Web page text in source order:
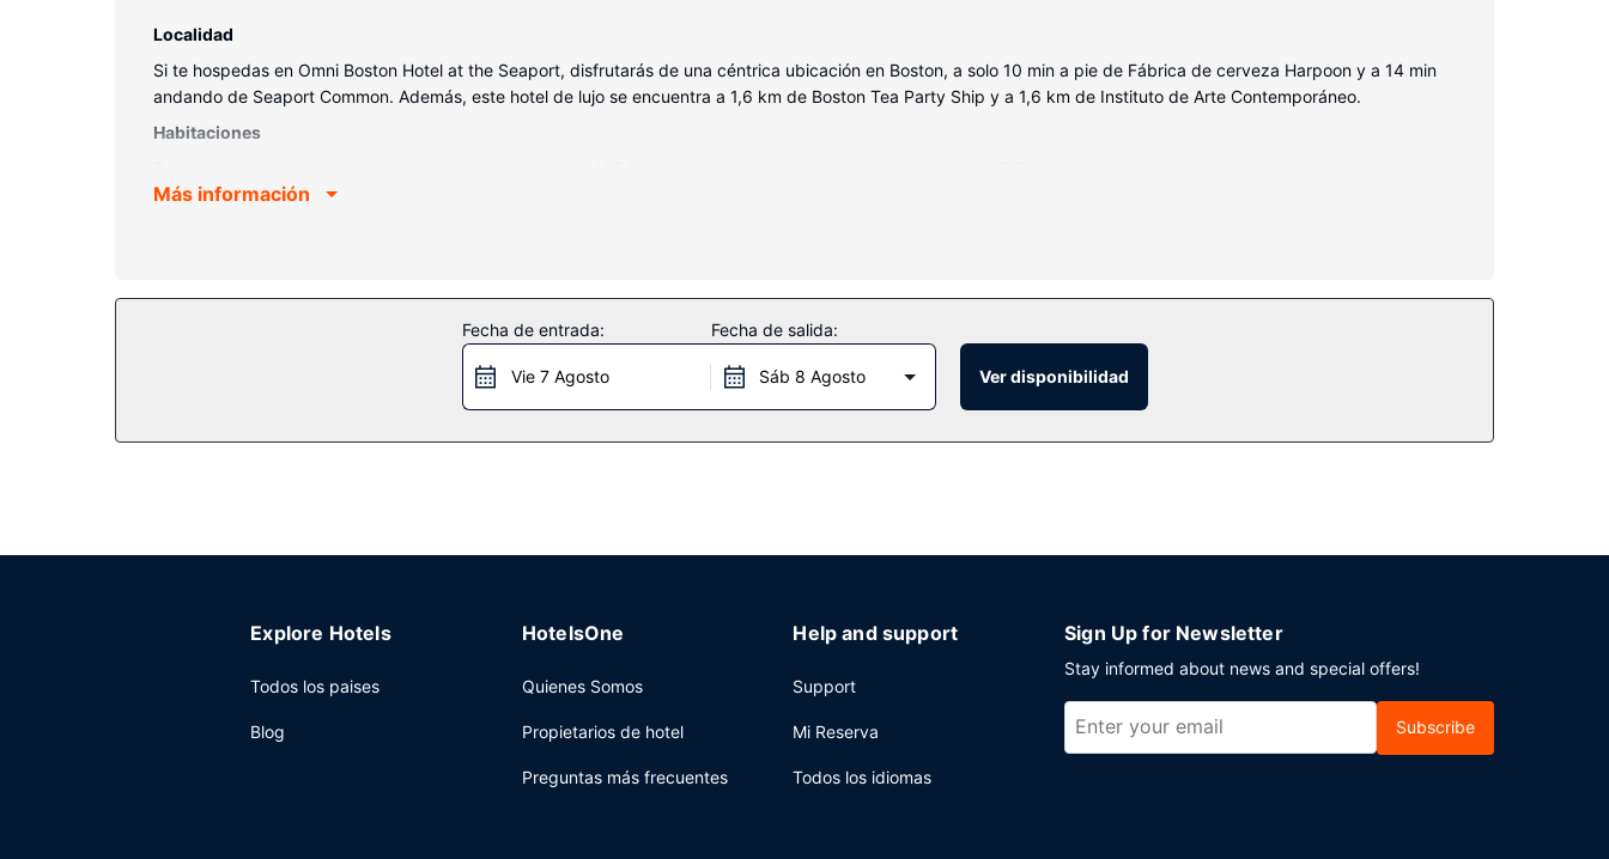
Localidad
Si te hospedas en Omni Boston Hotel at the Seaport, disfrutarás de una céntrica ubicación en Boston, a solo 10 min a pie de Fábrica de cerveza Harpoon y a 14 min
andando de Seaport Common. Además, este hotel de lujo se encuentra a 1,6 km de Boston Tea Party Ship y a 1,6 km de Instituto de Arte Contemporáneo.
Habitaciones
acolchado adicional, edredón de plumas y ropa de cama de alta calidad para descansar plácidamente. Mantén el contacto con los tuyos gracias a la la conexión wifi
piscina al aire libre, una bañera de hidromasaje y gimnasio abierto las 24 horas. Encontrarás además conexión a Internet wifi gratis, servicios de conserjería y una
Pásate por Kestra, uno de los 4 restaurantes de este hotel, cuando quieras comer algo. El alojamiento también dispone de servicio de habitaciones las 24 horas y una
cafetería. Relájate con un refresco del bar junto a la piscina o de uno de los 2 bares con salón. El desayuno completo, con un coste adicional, se ofrece de lunes a
Más información
Fecha de entrada:
Vie 7 Agosto
Fecha de salida:
Sáb 8 Agosto Ver disponibilidad
Explore Hotels
Todos los paises
Blog
HotelsOne
Quienes Somos
Propietarios de hotel
Preguntas más frecuentes
Help and support
Support
Mi Reserva
Todos los idiomas
Sign Up for Newsletter
Stay informed about news and special offers!
Subscribe